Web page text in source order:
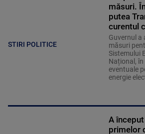
STIRI POLITICE
măsuri.
putea
curentul
Guvernul a
măsuri
Sistemului
Național,
eventuale
energie
A
primelor